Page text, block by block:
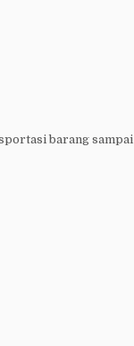
barang sampai